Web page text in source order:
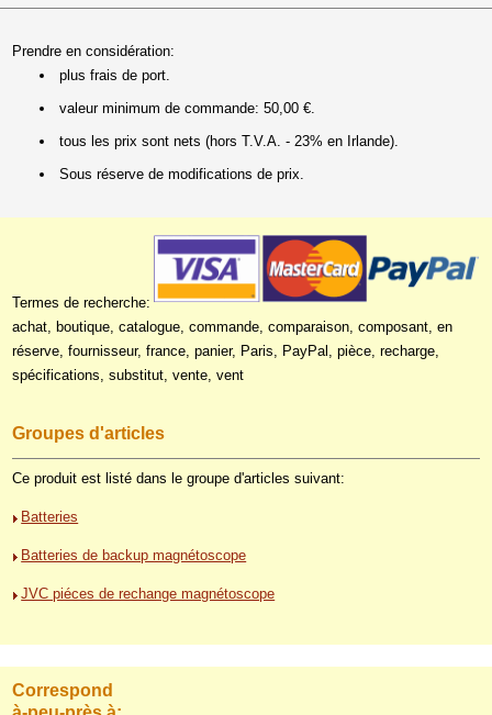
Prendre en considération:
plus frais de port.
valeur minimum de commande: 50,00 €.
tous les prix sont nets (hors T.V.A. - 23% en Irlande).
Sous réserve de modifications de prix.
Termes de recherche:
achat, boutique, catalogue, commande, comparaison, composant, en
réserve, fournisseur, france, panier, Paris, PayPal, pièce, recharge,
spécifications, substitut, vente, vent
Groupes d'articles
Ce produit est listé dans le groupe d'articles suivant:
Batteries
Batteries de backup magnétoscope
JVC piéces de rechange magnétoscope
Correspond